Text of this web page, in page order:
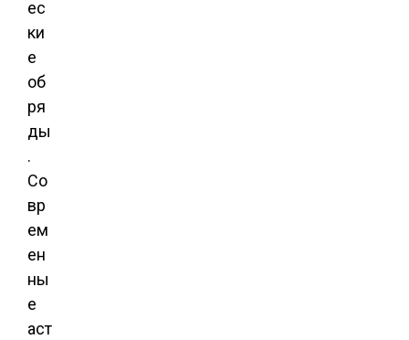
ес
ки
е
об
ря
ды
.
Со
вр
ем
ен
ны
е
аст